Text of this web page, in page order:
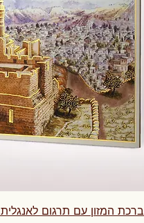
ברכת המזון עם תרגום לאנגלית EB5